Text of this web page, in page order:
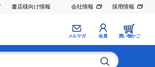
書店様向け情報 会社情報 採用情報
メルマガ 会員 買い物かご